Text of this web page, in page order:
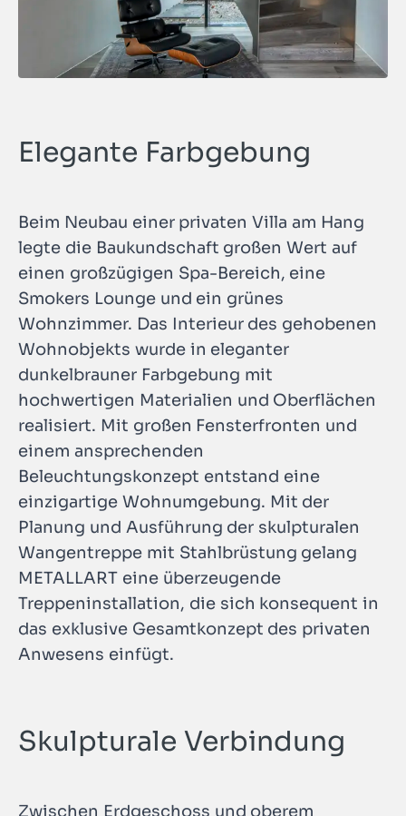
Elegante Farbgebung
Beim Neubau einer privaten Villa am Hang
legte die Baukundschaft großen Wert auf
einen großzügigen Spa-Bereich, eine
Smokers Lounge und ein grünes
Wohnzimmer. Das Interieur des gehobenen
Wohnobjekts wurde in eleganter
dunkelbrauner Farbgebung mit
hochwertigen Materialien und Oberflächen
realisiert. Mit großen Fensterfronten und
einem ansprechenden
Beleuchtungskonzept entstand eine
einzigartige Wohnumgebung. Mit der
Planung und Ausführung der skulpturalen
Wangentreppe mit Stahlbrüstung gelang
METALLART eine überzeugende
Treppeninstallation, die sich konsequent in
das exklusive Gesamtkonzept des privaten
Anwesens einfügt.
Skulpturale Verbindung
Zwischen Erdgeschoss und oberem